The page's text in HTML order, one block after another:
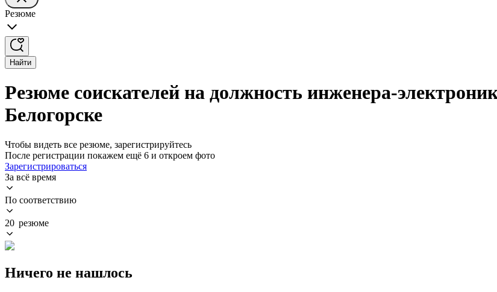
Резюме
Найти
Резюме соискателей на должность инженера-
Белогорске
Чтобы видеть все резюме, зарегистрируйтесь
После регистрации покажем ещё 6 и откроем фото
Зарегистрироваться
За всё время
По соответствию
20 резюме
Ничего не нашлось